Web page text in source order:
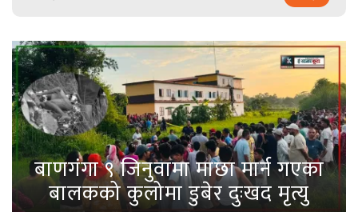
बाणगंगा ९ जिनुवामा माछा मार्न गएका
बालकको कुलोमा डुबेर दुःखद मृत्यु